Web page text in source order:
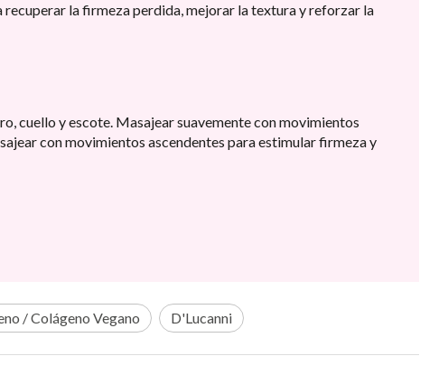
la firmeza perdida, mejorar la textura y reforzar la
cuello y escote. Masajear suavemente con movimientos
con movimientos ascendentes para estimular firmeza y
/ Colágeno Vegano D'Lucanni